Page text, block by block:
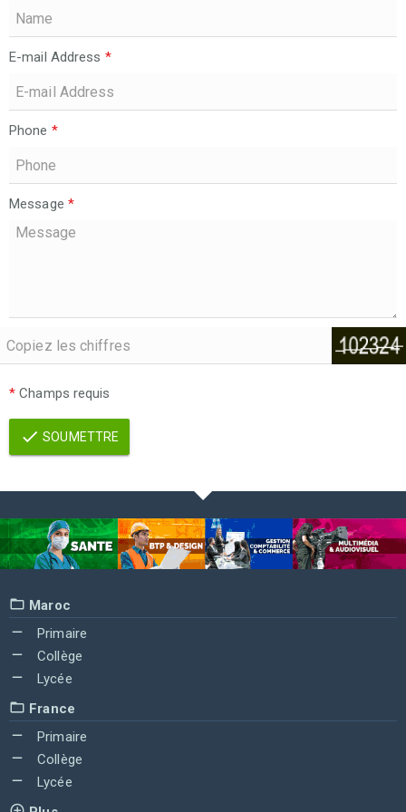
E-mail Address *
Phone *
Message *
* Champs requis
SOUMETTRE
Maroc
Primaire
Collège
Lycée
France
Primaire
Collège
Lycée